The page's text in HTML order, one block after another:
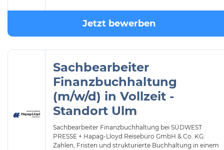
Jetzt bewerben
Sachbearbeiter
Finanzbuchhaltung
(m/w/d) in Vollzeit -
Standort Ulm
Sachbearbeiter Finanzbuchhaltung bei SÜDWEST
PRESSE + Hapag-Lloyd Reisebüro GmbH & Co. KG:
Zahlen, Fristen und strukturierte Buchhaltung in einem